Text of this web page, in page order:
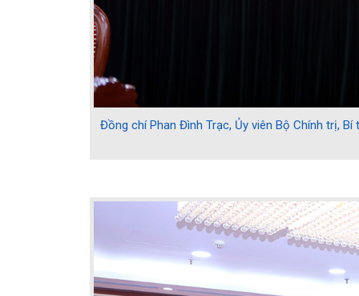
Đồng chí Phan Đình Trạc, Ủy viên Bộ Chính trị,